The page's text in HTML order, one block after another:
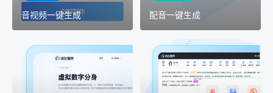
音视频一键生成 配音一键生成
AI+创意